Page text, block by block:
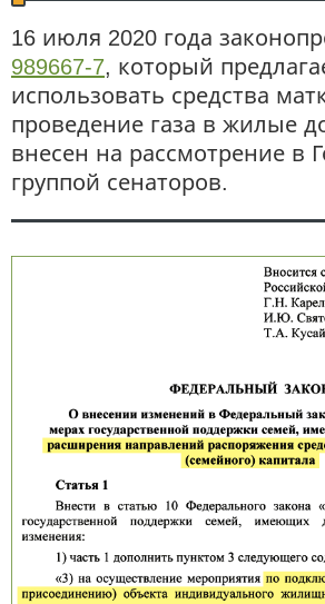
16 июля 2020 года
989667-7, который
использовать средства
проведение газа в жилые
внесен на рассмотрение в
группой сенаторов.